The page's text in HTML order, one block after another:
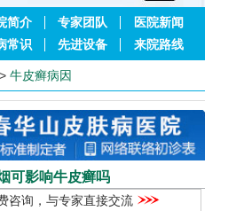
简介 专家团队
医院新闻
常识 先进设备 来院路线
> 牛皮癣病因
可影响牛皮癣吗
咨询，与专家直接交流